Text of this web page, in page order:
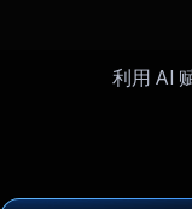
利用 AI